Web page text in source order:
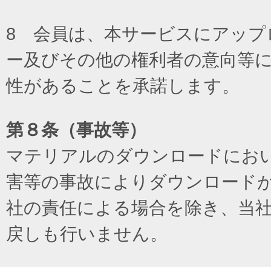
8 会員は、本サービスにアップ
ー及びその他の権利者の意向等
性があることを承諾します。
第８条（事故等）
マテリアルのダウンロードにお
害等の事故によりダウンロード
社の責任による場合を除き、当
戻しも行いません。